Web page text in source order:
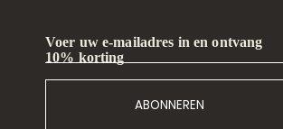
Voer uw e-mailadres in en ontvang
10% korting
ABONNEREN